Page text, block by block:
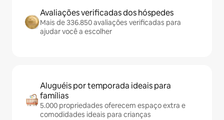
Avaliações verificadas dos hóspedes
Mais de 336.850 avaliações verificadas para
ajudar você a escolher
Aluguéis por temporada ideais para
famílias
5.000 propriedades oferecem espaço extra e
comodidades ideais para crianças